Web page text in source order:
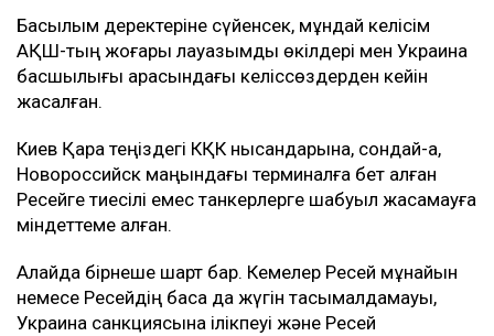
Басылым деректеріне сүйенсек, мұндай келісім
АҚШ-тың жоғары лауазымды өкілдері мен Украина
басшылығы арасындағы келіссөздерден кейін
жасалған.
Киев Қара теңіздегі КҚК нысандарына, сондай-ақ,
Новороссийск маңындағы терминалға бет алған
Ресейге тиесілі емес танкерлерге шабуыл жасамауға
міндеттеме алған.
Алайда бірнеше шарт бар. Кемелер Ресей мұнайын
немесе Ресейдің басқа да жүгін тасымалдамауы,
Украина санкциясына ілікпеуі және Ресей